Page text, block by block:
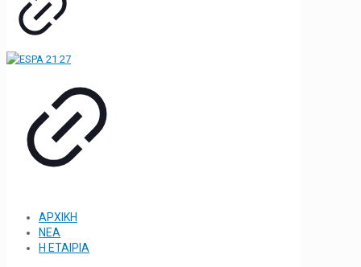
ΑΡΧΙΚΗ
ΝΕΑ
Η ΕΤΑΙΡΙΑ